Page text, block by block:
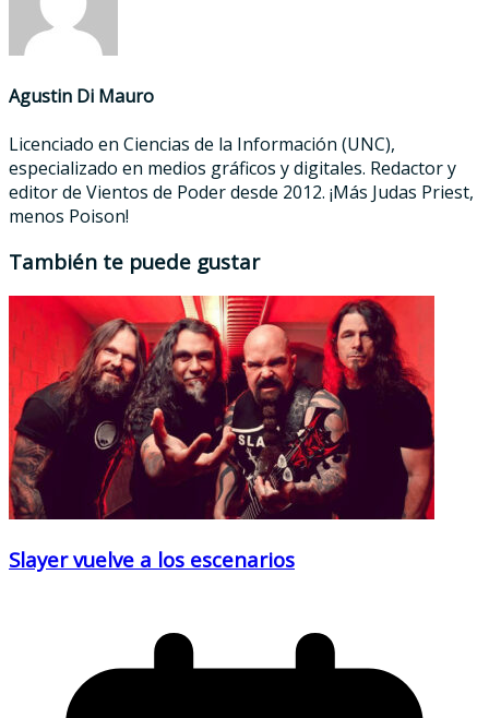
Agustin Di Mauro
Licenciado en Ciencias de la Información (UNC),
especializado en medios gráficos y digitales. Redactor y
editor de Vientos de Poder desde 2012. ¡Más Judas Priest,
menos Poison!
También te puede gustar
Slayer vuelve a los escenarios